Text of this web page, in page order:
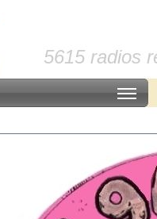
5615 radios